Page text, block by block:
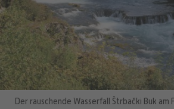
Der rauschende Wasserfall Štrbački Buk am